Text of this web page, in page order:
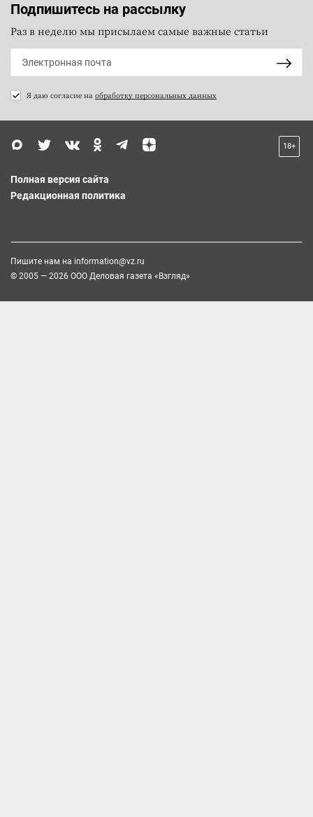
Подпишитесь на рассылку
Раз в неделю мы присылаем самые важные статьи
Я даю согласие на обработку персональных данных
18+
Полная версия сайта
Редакционная политика
Пишите нам на information@vz.ru
© 2005 — 2026 ООО Деловая газета «Взгляд»